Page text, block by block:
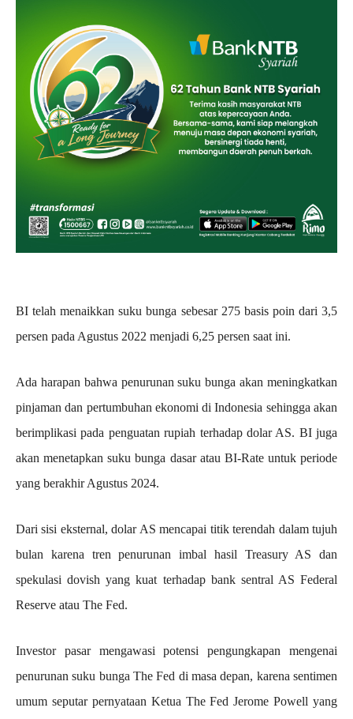
BI telah menaikkan suku bunga sebesar 275 basis poin dari 3,5
persen pada Agustus 2022 menjadi 6,25 persen saat ini.
Ada harapan bahwa penurunan suku bunga akan meningkatkan
pinjaman dan pertumbuhan ekonomi di Indonesia sehingga akan
berimplikasi pada penguatan rupiah terhadap dolar AS. BI juga
akan menetapkan suku bunga dasar atau BI-Rate untuk periode
yang berakhir Agustus 2024.
Dari sisi eksternal, dolar AS mencapai titik terendah dalam tujuh
bulan karena tren penurunan imbal hasil Treasury AS dan
spekulasi dovish yang kuat terhadap bank sentral AS Federal
Reserve atau The Fed.
Investor pasar mengawasi potensi pengungkapan mengenai
penurunan suku bunga The Fed di masa depan, karena sentimen
umum seputar pernyataan Ketua The Fed Jerome Powell yang